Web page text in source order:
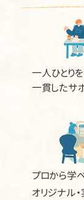
一人ひとり
一貫したサ
プロから学
オリジナル